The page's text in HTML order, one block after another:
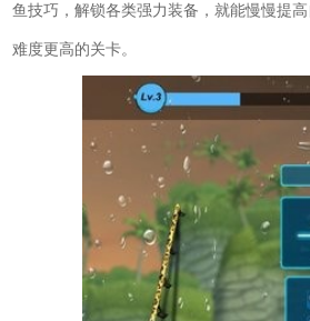
鱼技巧，解锁各类强力装备，就能慢慢提
难度更高的关卡。